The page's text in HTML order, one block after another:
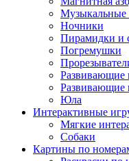
Музыкальные
Ночники
Пирамидки и
Погремушки
Развивающие
Развивающие
Юла
Интерактивные
Мягкие
Собаки
Картины по